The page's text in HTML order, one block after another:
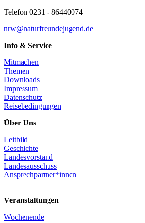
Telefon 0231 - 86440074
nrw@naturfreundejugend.de
Info & Service
Mitmachen
Themen
Downloads
Impressum
Datenschutz
Reisebedingungen
Über Uns
Leitbild
Geschichte
Landesvorstand
Landesausschuss
Ansprechpartner*innen
Veranstaltungen
Wochenende